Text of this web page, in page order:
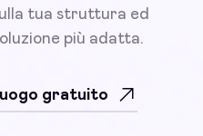
tua struttura ed
più adatta.
gratuito